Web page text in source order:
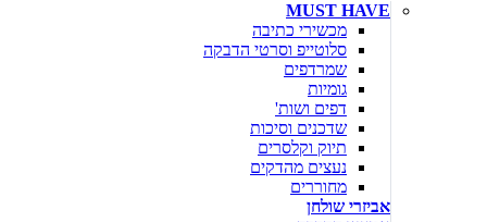
MUST HAVE
מכשירי כתיבה
סלוטייפ וסרטי הדבקה
שמרדפים
גומיות
דפים ושות'
שדכנים וסיכות
תיוק וקלסרים
נעצים מהדקים
מחוררים
אביזרי שולחן